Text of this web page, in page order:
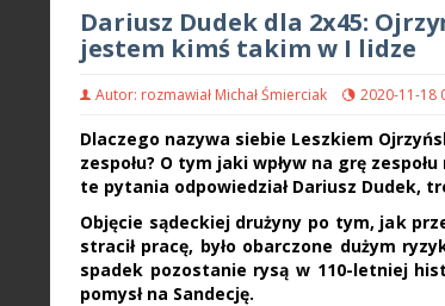
Dariusz Dudek dla 2x45:
jestem kimś takim w I lidze
Autor: rozmawiał Michał Śmierciak 2020-11-18
Dlaczego nazywa siebie Leszkiem
zespołu? O tym jaki wpływ na grę
te pytania odpowiedział Dariusz Dudek,
Objęcie sądeckiej drużyny po tym, jak
stracił pracę, było obarczone dużym
spadek pozostanie rysą w 110-letniej
pomysł na Sandecję.